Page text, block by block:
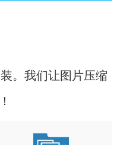
。我们让图片压缩